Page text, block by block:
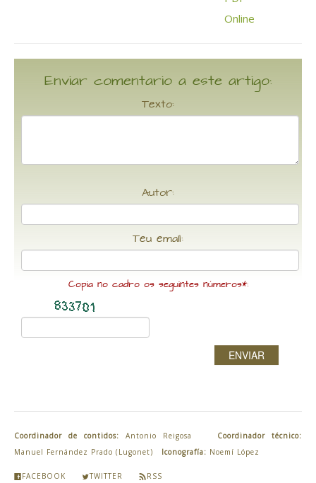
Enviar comentario a este artigo:
Texto:
Autor:
Teu email:
Copia no cadro os seguintes números*:
ENVIAR
Coordinador de contidos: Antonio Reigosa Coordinador técnico:
Manuel Fernández Prado (Lugonet) Iconografía: Noemí López
FACEBOOK TWITTER RSS